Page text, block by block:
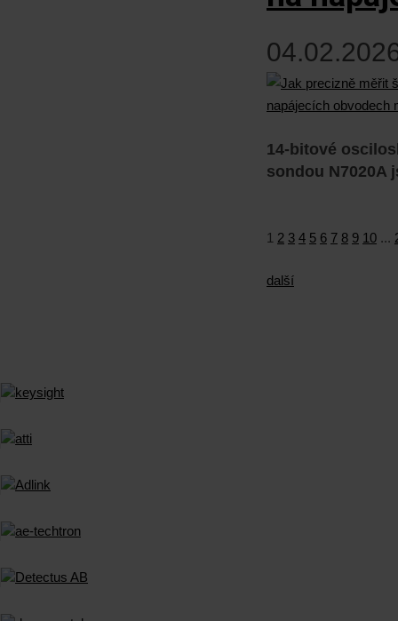
14-bitové
sondou N7020A
1 2 3 4 5 6 7 8 9 10 ...
další